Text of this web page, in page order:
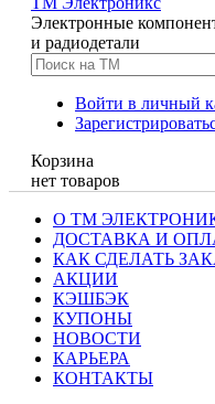
Электронные
и радиодетали
Войти в личный
Корзина
нет товаров
О ТМ
ДОСТАВКА И
КАК СДЕЛАТЬ
АКЦИИ
КЭШБЭК
КУПОНЫ
НОВОСТИ
КАРЬЕРА
КОНТАКТЫ